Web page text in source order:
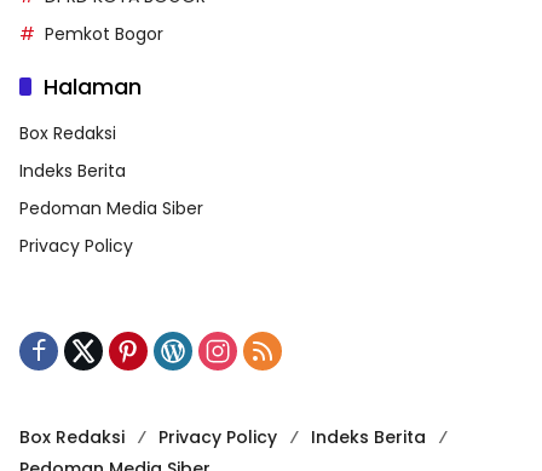
Pemkot Bogor
Halaman
Box Redaksi
Indeks Berita
Pedoman Media Siber
Privacy Policy
Box Redaksi Privacy Policy
Indeks Berita